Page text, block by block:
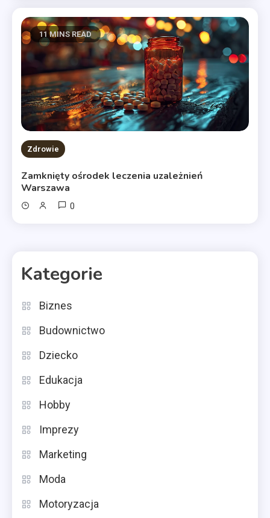
11 MINS READ
Zdrowie
Zamknięty ośrodek leczenia uzależnień
Warszawa
0
Kategorie
Biznes
Budownictwo
Dziecko
Edukacja
Hobby
Imprezy
Marketing
Moda
Motoryzacja